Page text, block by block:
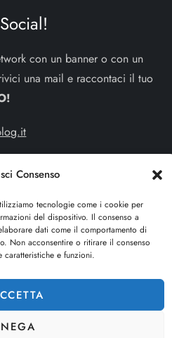
Consenso
tecnologie come i cookie per
del dispositivo. Il consenso a
dati come il comportamento di
Non acconsentire o ritirare il consenso
caratteristiche e funzioni.
NEGA
con un banner o con un
una mail e raccontaci il tuo
- Roma - P.iva: